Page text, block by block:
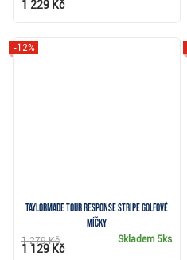
1 229 Kč
TaylorMade Tour Response Stripe golfové
míčky
-12%
Skladem 5ks
1 279 Kč
1 129 Kč